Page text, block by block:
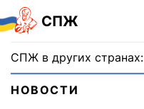
СПЖ
СПЖ в других странах:
НОВОСТИ